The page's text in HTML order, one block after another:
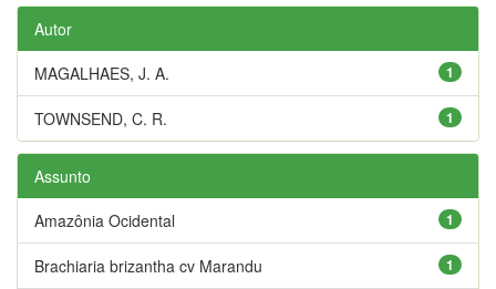
Autor
1
MAGALHAES, J. A.
1
TOWNSEND, C. R.
Assunto
1
Amazônia Ocidental
1
Brachiaria brizantha cv Marandu